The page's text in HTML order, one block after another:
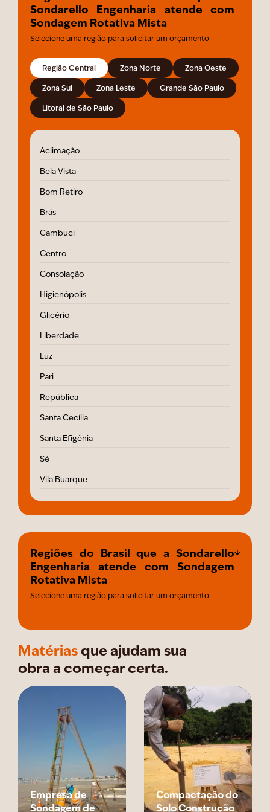
Sondarello Engenharia atende com
Sondagem Rotativa Mista
Selecione uma região para solicitar um orçamento
Região Central Zona Norte
Zona Oeste
Zona Sul
Zona Leste
Grande São Paulo
Litoral de São Paulo
Aclimação
Bela Vista
Bom Retiro
Brás
Cambuci
Centro
Consolação
Higienópolis
Glicério
Liberdade
Luz
Pari
República
Santa Cecília
Santa Efigênia
Sé
Vila Buarque
Regiões do Brasil que a Sondarello
Engenharia atende com Sondagem
Rotativa Mista
Selecione uma região para solicitar um orçamento
Matériasque ajudam sua
obra a começar certa.
Empresa de
Sondagem de
Compactação do
Solo Construção